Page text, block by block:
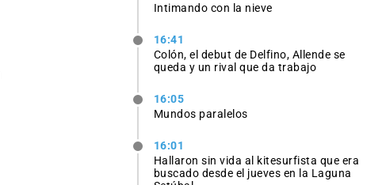
Intimando con la nieve
16:41
Colón, el debut de Delfino, Allende se
queda y un rival que da trabajo
16:05
Mundos paralelos
16:01
Hallaron sin vida al kitesurfista que era
buscado desde el jueves en la Laguna